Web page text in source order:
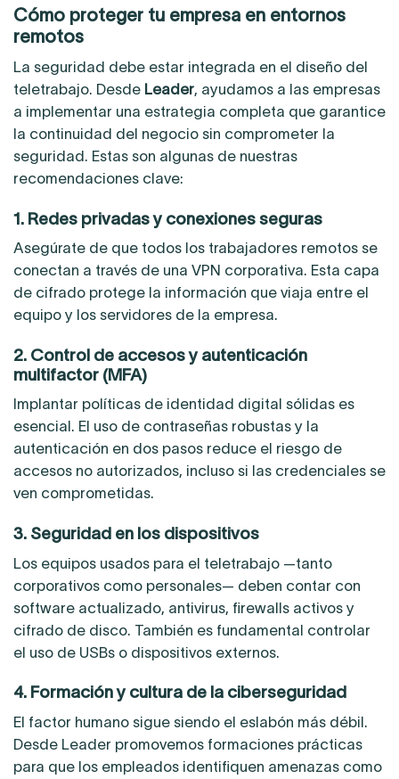
Cómo proteger tu empresa en entornos
remotos
La seguridad debe estar integrada en el diseño del
teletrabajo. Desde Leader, ayudamos a las empresas
a implementar una estrategia completa que garantice
la continuidad del negocio sin comprometer la
seguridad. Estas son algunas de nuestras
recomendaciones clave:
1. Redes privadas y conexiones seguras
Asegúrate de que todos los trabajadores remotos se
conectan a través de una VPN corporativa. Esta capa
de cifrado protege la información que viaja entre el
equipo y los servidores de la empresa.
2. Control de accesos y autenticación
multifactor (MFA)
Implantar políticas de identidad digital sólidas es
esencial. El uso de contraseñas robustas y la
autenticación en dos pasos reduce el riesgo de
accesos no autorizados, incluso si las credenciales se
ven comprometidas.
3. Seguridad en los dispositivos
Los equipos usados para el teletrabajo —tanto
corporativos como personales— deben contar con
software actualizado, antivirus, firewalls activos y
cifrado de disco. También es fundamental controlar
el uso de USBs o dispositivos externos.
4. Formación y cultura de la ciberseguridad
El factor humano sigue siendo el eslabón más débil.
Desde Leader promovemos formaciones prácticas
para que los empleados identifiquen amenazas como